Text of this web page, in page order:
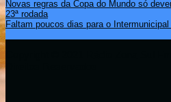
Novas regras da Copa do Mundo só
23ª rodada
Faltam poucos dias para o Intermunicipal